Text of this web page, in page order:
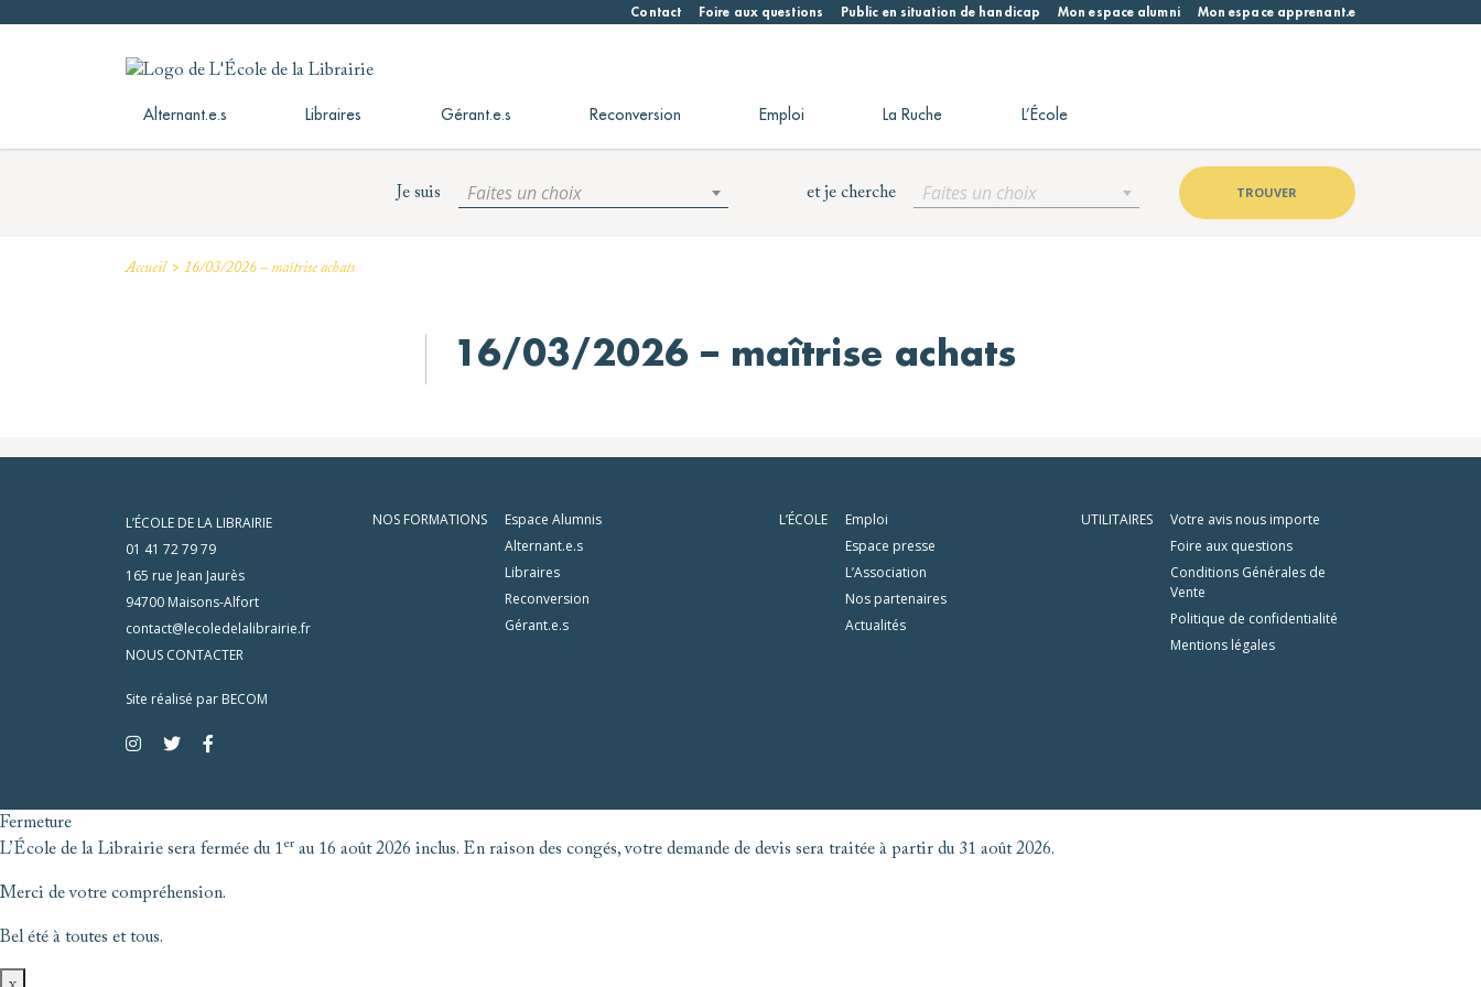
Contact Foire aux questions Public en situation de handicap Mon espace alumni Mon espace apprenant.e
L'École de la Librairie
L'École de la Librairie – INFL
Alternant.e.s Libraires Gérant.e.s Reconversion Emploi La Ruche L’École
Je suis Faites un choix et je cherche Faites un choix TROUVER
Accueil> 16/03/2026 – maîtrise achats
16/03/2026 – maîtrise achats
L’ÉCOLE DE LA LIBRAIRIE
01 41 72 79 79
165 rue Jean Jaurès
94700 Maisons-Alfort
contact@lecoledelalibrairie.fr
NOUS CONTACTER
Site réalisé par BECOM
NOS FORMATIONS
Espace Alumnis
Alternant.e.s
Libraires
Reconversion
Gérant.e.s
L’ÉCOLE
Emploi
Espace presse
L’Association
Nos partenaires
Actualités
UTILITAIRES
Votre avis nous importe
Foire aux questions
Conditions Générales de
Vente
Politique de confidentialité
Mentions légales
Fermeture
L’École de la Librairie sera fermée du 1er au 16 août 2026 inclus. En raison des congés, votre demande de devis sera traitée à partir du 31 août 2026.
Merci de votre compréhension.
Bel été à toutes et tous.